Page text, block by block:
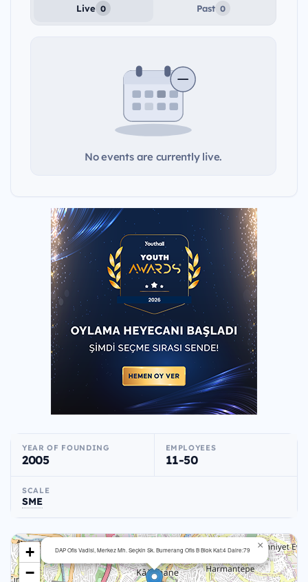
Live 0 Past 0
No events are currently live.
YEAR OF FOUNDING
2005
EMPLOYEES
11-50
SCALE
SME
DAP Ofis Vadisi, Merkez Mh. Seçkin Sk. Bumerang Ofis B Blok Kat:4 Daire:79 ×
+
−